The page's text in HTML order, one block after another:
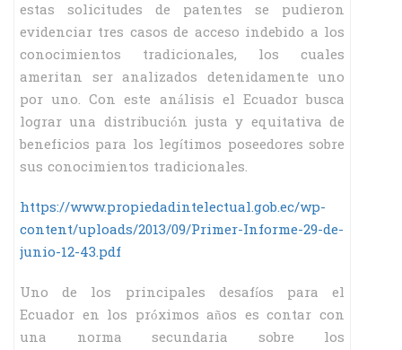
estas solicitudes de patentes se pudieron
evidenciar tres casos de acceso indebido a los
conocimientos tradicionales, los cuales
ameritan ser analizados detenidamente uno
por uno. Con este análisis el Ecuador busca
lograr una distribución justa y equitativa de
beneficios para los legítimos poseedores sobre
sus conocimientos tradicionales.
https://www.propiedadintelectual.gob.ec/wp-
content/uploads/2013/09/Primer-Informe-29-de-
junio-12-43.pdf
Uno de los principales desafíos para el
Ecuador en los próximos años es contar con
una norma secundaria sobre los